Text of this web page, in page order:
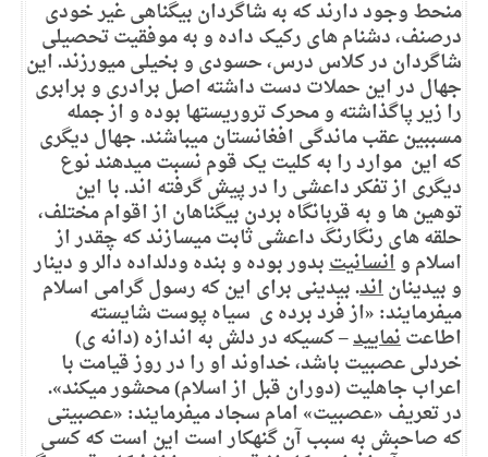
منحط وجود دارند که به شاگردان بیگناهی غیر خودی
درصنف، دشنام های رکیک داده و به موفقیت تحصیلی
شاگردان در کلاس درس، حسودی و بخیلی میورزند. این
جهال در این حملات دست داشته اصل برادری و برابری
را زیر پاگذاشته و محرک تروریستها بوده و از جمله
مسببین عقب ماندگی افغانستان میباشند. جهال دیگری
که این موارد را به کلیت یک قوم نسبت میدهند نوع
دیگری از تفکر داعشی را در پیش گرفته اند. با این
توهین ها و به قربانگاه بردن بیگناهان از اقوام مختلف،
حلقه های رنگارنگ داعشی ثابت میسازند که چقدر از
اسلام وانسانیتبدور بوده و بنده ودلداده دالر و دینار
و بیدیناناند. بیدینی برای این که رسول گرامی اسلام
میفرمایند: «از فرد برده ی سیاه پوست شایسته
اطاعتنمایید– کسیکه در دلش به اندازه (دانه ی)
خردلی عصبیت باشد، خداوند او را در روز قیامت با
اعراب جاهلیت (دوران قبل از اسلام) محشور میکند».
در تعریف «عصبیت» امام سجاد میفرمایند: «عصبیتی
که صاحبش به سبب آن گنهکار است این است که کسی